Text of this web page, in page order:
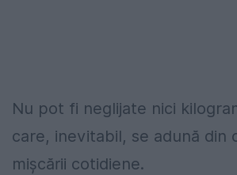
Nu pot fi neglijate nici
care, inevitabil, se adună din
mișcării cotidiene.